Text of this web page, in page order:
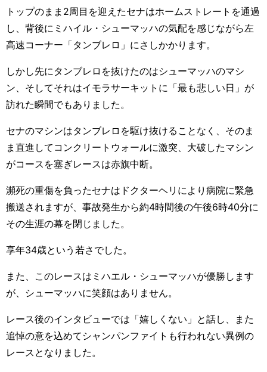
トップのまま2周目を迎えたセナはホームストレートを通過
し、背後にミハイル・シューマッハの気配を感じながら左
高速コーナー「タンブレロ」にさしかかります。
しかし先にタンブレロを抜けたのはシューマッハのマシ
ン、そしてそれはイモラサーキットに「最も悲しい日」が
訪れた瞬間でもありました。
セナのマシンはタンブレロを駆け抜けることなく、そのま
ま直進してコンクリートウォールに激突、大破したマシン
がコースを塞ぎレースは赤旗中断。
瀕死の重傷を負ったセナはドクターヘリにより病院に緊急
搬送されますが、事故発生から約4時間後の午後6時40分に
その生涯の幕を閉じました。
享年34歳という若さでした。
また、このレースはミハエル・シューマッハが優勝します
が、シューマッハに笑顔はありません。
レース後のインタビューでは「嬉しくない」と話し、また
追悼の意を込めてシャンパンファイトも行われない異例の
レースとなりました。